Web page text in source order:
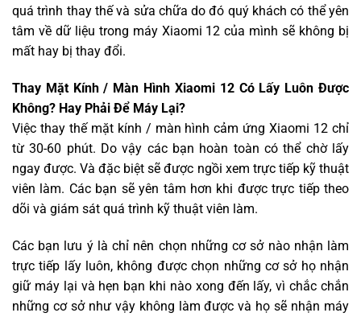
quá trình thay thế và sửa chữa do đó quý khách có thể yên
tâm về dữ liệu trong máy Xiaomi 12 của mình sẽ không bị
mất hay bị thay đổi.
Thay Mặt Kính / Màn Hình Xiaomi 12 Có Lấy Luôn Được
Không? Hay Phải Để Máy Lại?
Việc thay thế mặt kính / màn hình cảm ứng Xiaomi 12 chỉ
từ 30-60 phút. Do vậy các bạn hoàn toàn có thể chờ lấy
ngay được. Và đặc biệt sẽ được ngồi xem trực tiếp kỹ thuật
viên làm. Các bạn sẽ yên tâm hơn khi được trực tiếp theo
dõi và giám sát quá trình kỹ thuật viên làm.
Các bạn lưu ý là chỉ nên chọn những cơ sở nào nhận làm
trực tiếp lấy luôn, không được chọn những cơ sở họ nhận
giữ máy lại và hẹn bạn khi nào xong đến lấy, vì chắc chắn
những cơ sở như vậy không làm được và họ sẽ nhận máy